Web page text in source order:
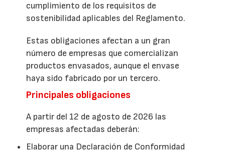
cumplimiento de los requisitos de
sostenibilidad aplicables del Reglamento.
Estas obligaciones afectan a un gran
número de empresas que comercializan
productos envasados, aunque el envase
haya sido fabricado por un tercero.
Principales obligaciones
A partir del 12 de agosto de 2026 las
empresas afectadas deberán:
Elaborar una Declaración de Conformidad